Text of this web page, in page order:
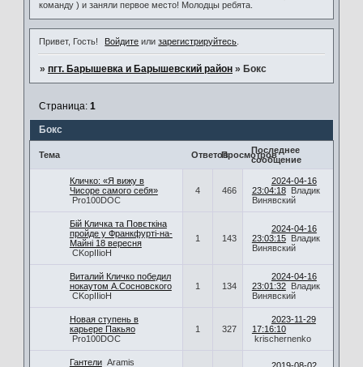
команду ) и заняли первое место! Молодцы ребята.
Привет, Гость! Войдите илизарегистрируйтесь
» пгт. Барышевка и Барышевский район » Бокс
Бокс
Страница: 1
Тема ОтветовПросмотровПоследнее
сообщение
Кличко: «Я вижу в
Чисоре самого себя»
Pro100DOC
4 466
2024-04-16
23:04:18 Владик
Винявский
Бій Кличка та Повєткіна
пройде у Франкфурті-на-
Майні 18 вересня
CKopIIioH
1 143
2024-04-16
23:03:15 Владик
Винявский
Виталий Кличко победил
нокаутом А.Сосновского
CKopIIioH
1 134
2024-04-16
23:01:32 Владик
Винявский
Новая ступень в
карьере Пакьяо
Pro100DOC
1 327
2023-11-29
17:16:10
krischernenko
Гантели Aramis
2019-08-02